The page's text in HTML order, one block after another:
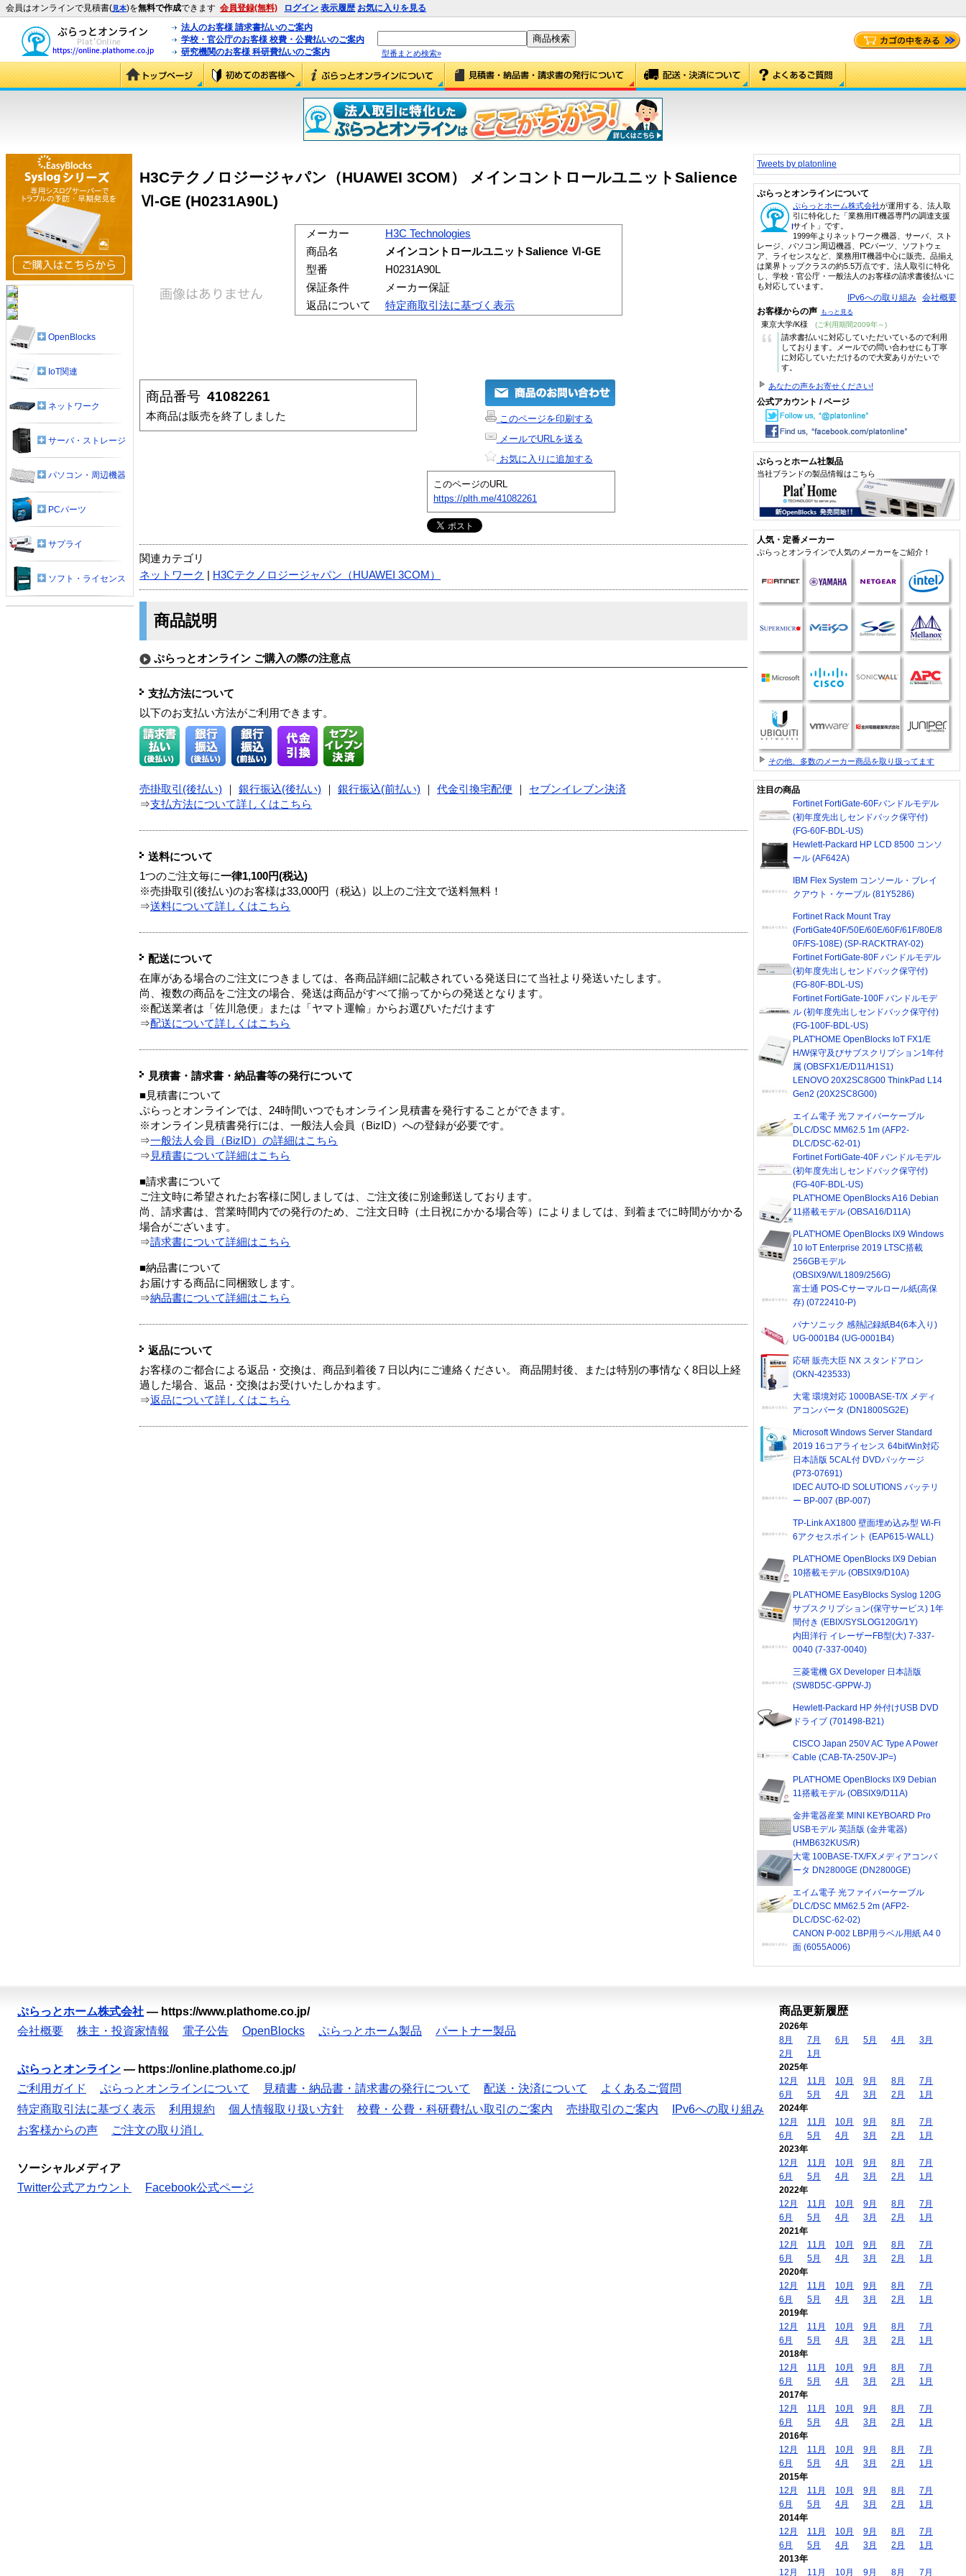
会員はオンラインで見積書(見本)を無料で作成できます 会員登録(無料) ログイン 表示履歴 お気に入りを見る
法人のお客様 請求書払いのご案内
学校・官公庁のお客様 校費・公費払いのご案内
研究機関のお客様 科研費払いのご案内
型番まとめ検索»
H3Cテクノロジージャパン（HUAWEI 3COM） メインコントロールユニットSalience
Ⅵ-GE (H0231A90L)
メーカー
H3C Technologies
商品名
メインコントロールユニットSalience Ⅵ-GE
型番
H0231A90L
保証条件
メーカー保証
返品について
特定商取引法に基づく表示
商品番号 41082261
本商品は販売を終了しました
このページを印刷する
メールでURLを送る
お気に入りに追加する
このページのURL
https://plth.me/41082261
関連カテゴリ
ネットワーク
H3Cテクノロジージャパン（HUAWEI 3COM）
商品説明
ぷらっとオンライン ご購入の際の注意点
支払方法について
以下のお支払い方法がご利用できます。
売掛取引(後払い) 銀行振込(後払い) 銀行振込(前払い) 代金引換宅配便
セブンイレブン決済
⇒支払方法について詳しくはこちら
送料について
1つのご注文毎に一律1,100円(税込)
※売掛取引(後払い)のお客様は33,000円（税込）以上のご注文で送料無料！
⇒送料について詳しくはこちら
配送について
在庫がある場合のご注文につきましては、各商品詳細に記載されている発送日にて当社より発送いたします。
尚、複数の商品をご注文の場合、発送は商品がすべて揃ってからの発送となります。
※配送業者は「佐川急便」または「ヤマト運輸」からお選びいただけます
⇒配送について詳しくはこちら
見積書・請求書・納品書等の発行について
■見積書について
ぷらっとオンラインでは、24時間いつでもオンライン見積書を発行することができます。
※オンライン見積書発行には、一般法人会員（BizID）への登録が必要です。
⇒一般法人会員（BizID）の詳細はこちら
⇒ 見積書について詳細はこちら
■請求書について
ご注文時に希望されたお客様に関しましては、ご注文後に別途郵送しております。
尚、請求書は、営業時間内での発行のため、ご注文日時（土日祝にかかる場合等）によりましては、到着までに時間がかかる
場合がございます。
⇒請求書について詳細はこちら
■納品書について
お届けする商品に同梱致します。
⇒納品書について詳細はこちら
返品について
お客様のご都合による返品・交換は、商品到着後７日以内にご連絡ください。 商品開封後、または特別の事情なく8日以上経
過した場合、返品・交換はお受けいたしかねます。
⇒返品について詳しくはこちら
OpenBlocks
IoT関連
ネットワーク
サーバ・ストレージ
パソコン・周辺機器
PCパーツ
サプライ
ソフト・ライセンス
Tweets by platonline
ぷらっとオンラインについて
ぷらっとホーム株式会社が運用する、法人取
引に特化した「業務用IT機器専門の調達支援
サイト」です。
1999年よりネットワーク機器、サーバ、スト
レージ、パソコン周辺機器、PCパーツ、ソフトウェ
ア、ライセンスなど、業務用IT機器中心に販売。品揃え
は業界トップクラスの約5.5万点です。法人取引に特化
し、学校・官公庁・一般法人のお客様の請求書後払いに
も対応しています。
IPv6への取り組み 会社概要
お客様からの声 もっと見る
東京大学/K様 (ご利用期間2009年～)
“
請求書払いに対応していただいているので利用
しております。メールでの問い合わせにも丁寧
に対応していただけるので大変ありがたいで
す。
あなたの声をお寄せください!
公式アカウント / ページ
ぷらっとホーム社製品
当社ブランドの製品情報はこちら
人気・定番メーカー
ぷらっとオンラインで人気のメーカーをご紹介！
その他、多数のメーカー商品を取り扱ってます
注目の商品
Fortinet FortiGate-60Fバンドルモデル
(初年度先出しセンドバック保守付)
(FG-60F-BDL-US)
Hewlett-Packard HP LCD 8500 コンソ
ール (AF642A)
IBM Flex System コンソール・ブレイ
クアウト・ケーブル (81Y5286)
Fortinet Rack Mount Tray
(FortiGate40F/50E/60E/60F/61F/80E/8
0F/FS-108E) (SP-RACKTRAY-02)
Fortinet FortiGate-80F バンドルモデル
(初年度先出しセンドバック保守付)
(FG-80F-BDL-US)
Fortinet FortiGate-100F バンドルモデ
ル (初年度先出しセンドバック保守付)
(FG-100F-BDL-US)
PLAT'HOME OpenBlocks IoT FX1/E
H/W保守及びサブスクリプション1年付
属 (OBSFX1/E/D11/H1S1)
LENOVO 20X2SC8G00 ThinkPad L14
Gen2 (20X2SC8G00)
エイム電子 光ファイバーケーブル
DLC/DSC MM62.5 1m (AFP2-
DLC/DSC-62-01)
Fortinet FortiGate-40F バンドルモデル
(初年度先出しセンドバック保守付)
(FG-40F-BDL-US)
PLAT'HOME OpenBlocks A16 Debian
11搭載モデル (OBSA16/D11A)
PLAT'HOME OpenBlocks IX9 Windows
10 IoT Enterprise 2019 LTSC搭載
256GBモデル
(OBSIX9/W/L1809/256G)
富士通 POS-Cサーマルロール紙(高保
存) (0722410-P)
パナソニック 感熱記録紙B4(6本入り)
UG-0001B4 (UG-0001B4)
応研 販売大臣 NX スタンドアロン
(OKN-423533)
大電 環境対応 1000BASE-T/X メディ
アコンバータ (DN1800SG2E)
Microsoft Windows Server Standard
2019 16コアライセンス 64bitWin対応
日本語版 5CAL付 DVDパッケージ
(P73-07691)
IDEC AUTO-ID SOLUTIONS バッテリ
ー BP-007 (BP-007)
TP-Link AX1800 壁面埋め込み型 Wi-Fi
6アクセスポイント (EAP615-WALL)
PLAT'HOME OpenBlocks IX9 Debian
10搭載モデル (OBSIX9/D10A)
PLAT'HOME EasyBlocks Syslog 120G
サブスクリプション(保守サービス) 1年
間付き (EBIX/SYSLOG120G/1Y)
内田洋行 イレーザーFB型(大) 7-337-
0040 (7-337-0040)
三菱電機 GX Developer 日本語版
(SW8D5C-GPPW-J)
Hewlett-Packard HP 外付けUSB DVD
ドライブ (701498-B21)
CISCO Japan 250V AC Type A Power
Cable (CAB-TA-250V-JP=)
PLAT'HOME OpenBlocks IX9 Debian
11搭載モデル (OBSIX9/D11A)
金井電器産業 MINI KEYBOARD Pro
USBモデル 英語版 (金井電器)
(HMB632KUS/R)
大電 100BASE-TX/FXメディアコンバ
ータ DN2800GE (DN2800GE)
エイム電子 光ファイバーケーブル
DLC/DSC MM62.5 2m (AFP2-
DLC/DSC-62-02)
CANON P-002 LBP用ラベル用紙 A4 0
面 (6055A006)
ぷらっとホーム株式会社 — https://www.plathome.co.jp/
会社概要
株主・投資家情報 電子公告 OpenBlocks ぷらっとホーム製品 パートナー製品
ぷらっとオンライン — https://online.plathome.co.jp/
ご利用ガイド
ぷらっとオンラインについて 見積書・納品書・請求書の発行について 配送・決済について
よくあるご質問
特定商取引法に基づく表示
利用規約 個人情報取り扱い方針 校費・公費・科研費払い取引のご案内 売掛取引のご案内
IPv6への取り組み
お客様からの声
ご注文の取り消し
ソーシャルメディア
Twitter公式アカウント
Facebook公式ページ
商品更新履歴
2026年
8月
7月 6月 5月 4月
3月
2月
1月
2025年
12月
11月 10月 9月 8月
7月
6月
5月 4月 3月 2月
1月
2024年
12月
11月 10月 9月 8月
7月
6月
5月 4月 3月 2月
1月
2023年
12月
11月 10月 9月 8月
7月
6月
5月 4月 3月 2月
1月
2022年
12月
11月 10月 9月 8月
7月
6月
5月 4月 3月 2月
1月
2021年
12月
11月 10月 9月 8月
7月
6月
5月 4月 3月 2月
1月
2020年
12月
11月 10月 9月 8月
7月
6月
5月 4月 3月 2月
1月
2019年
12月
11月 10月 9月 8月
7月
6月
5月 4月 3月 2月
1月
2018年
12月
11月 10月 9月 8月
7月
6月
5月 4月 3月 2月
1月
2017年
12月
11月 10月 9月 8月
7月
6月
5月 4月 3月 2月
1月
2016年
12月
11月 10月 9月 8月
7月
6月
5月 4月 3月 2月
1月
2015年
12月
11月 10月 9月 8月
7月
6月
5月 4月 3月 2月
1月
2014年
12月
11月 10月 9月 8月
7月
6月
5月 4月 3月 2月
1月
2013年
12月
11月 10月 9月 8月 7月